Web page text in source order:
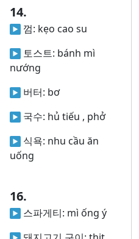
14.
껌: kẹo cao su
토스트: bánh mì
nướng
버터: bơ
국수: hủ tiếu , phở
식욕: nhu cầu ăn
uống
16.
스파게티: mì ống ý